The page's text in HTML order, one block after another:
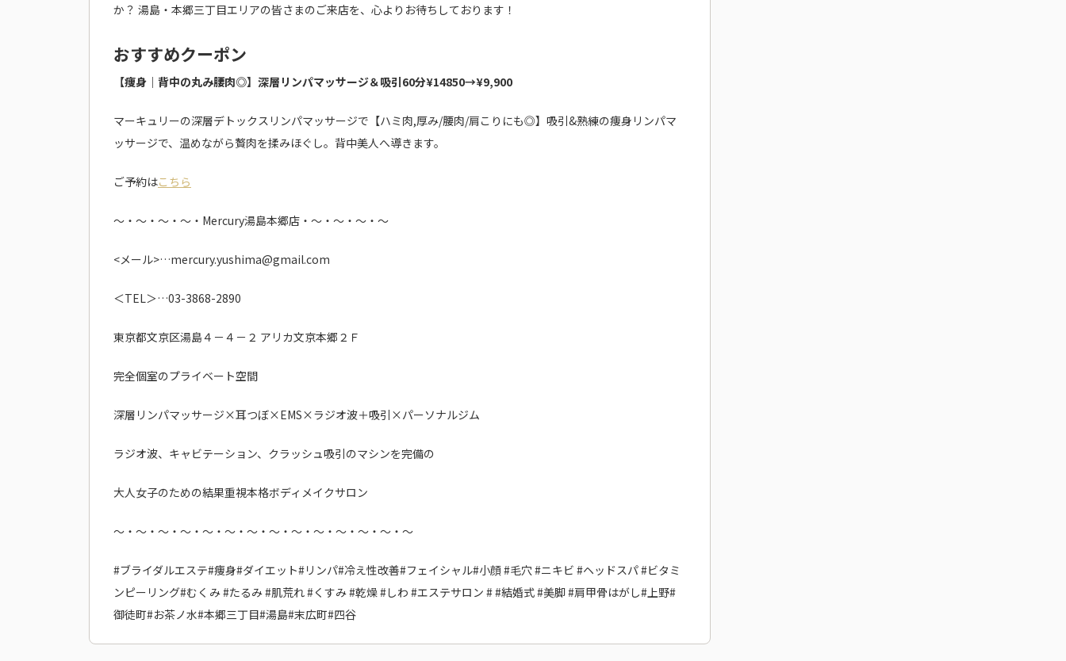
か？ 湯島・本郷三丁目エリアの皆さまのご来店を、心よりお待ちしております！
おすすめクーポン
【痩身｜背中の丸み腰肉◎】深層リンパマッサージ＆吸引60分¥14850→¥9,900
マーキュリーの深層デトックスリンパマッサージで【ハミ肉,厚み/腰肉/肩こりにも◎】吸引&熟練の痩身リンパマ
ッサージで、温めながら贅肉を揉みほぐし。背中美人へ導きます。
ご予約はこちら
～・～・～・～・Mercury湯島本郷店・～・～・～・～
<メール>…mercury.yushima@gmail.com
＜TEL＞…03-3868-2890
東京都文京区湯島４－４－２ アリカ文京本郷２Ｆ
完全個室のプライベート空間
深層リンパマッサージ×耳つぼ×EMS×ラジオ波＋吸引×パーソナルジム
ラジオ波、キャビテーション、クラッシュ吸引のマシンを完備の
大人女子のための結果重視本格ボディメイクサロン
～・～・～・～・～・～・～・～・～・～・～・～・～・～
#ブライダルエステ#痩身#ダイエット#リンパ#冷え性改善#フェイシャル#小顔 #毛穴 #ニキビ #ヘッドスパ #ビタミ
ンピーリング#むくみ #たるみ #肌荒れ #くすみ #乾燥 #しわ #エステサロン # #結婚式 #美脚 #肩甲骨はがし#上野#
御徒町#お茶ノ水#本郷三丁目#湯島#末広町#四谷